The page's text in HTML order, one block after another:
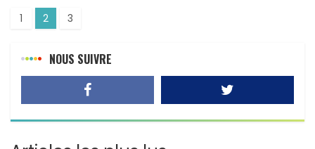
1 2 3
NOUS SUIVRE